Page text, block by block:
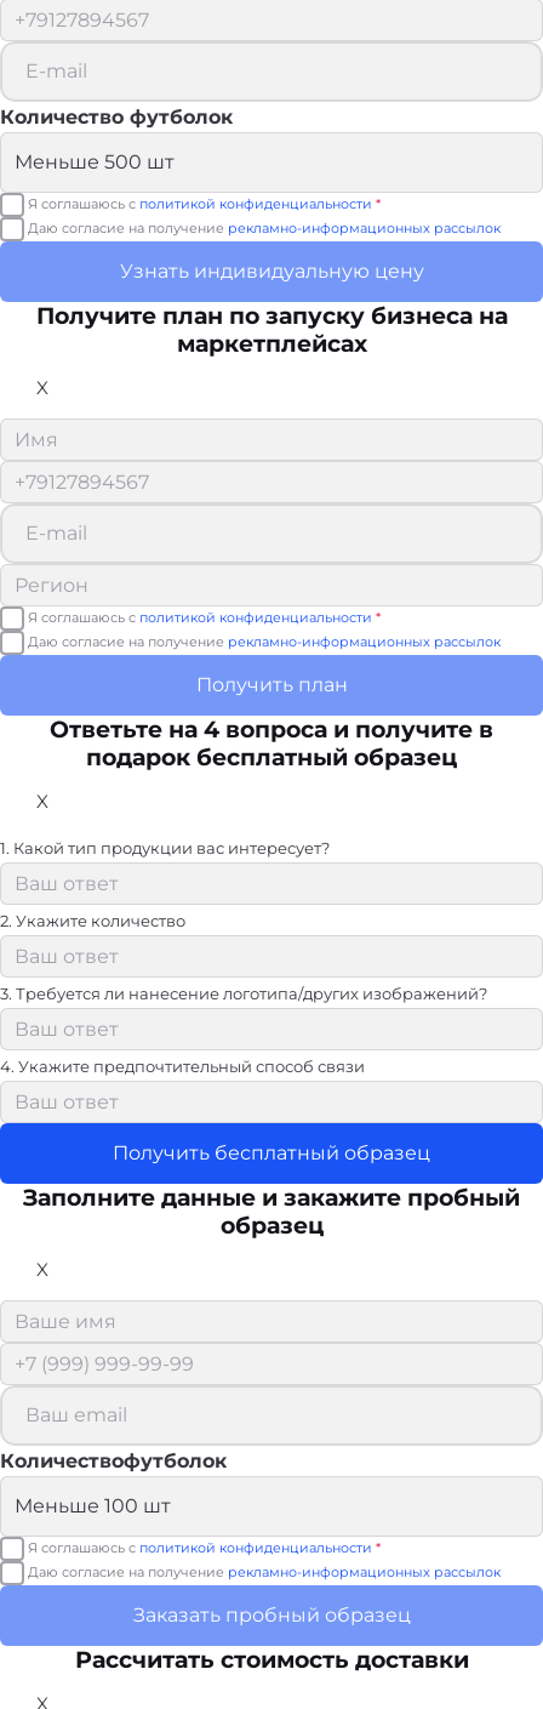
Количество футболок
Я соглашаюсь с политикой конфиденциальности *
Даю согласие на получение рекламно-информационных рассылок
Узнать индивидуальную цену
Получите план по запуску бизнеса на
маркетплейсах
X
Я соглашаюсь с политикой конфиденциальности *
Даю согласие на получение рекламно-информационных рассылок
Получить план
Ответьте на 4 вопроса и получите в
подарок бесплатный образец
X
1. Какой тип продукции вас интересует?
2. Укажите количество
3. Требуется ли нанесение логотипа/других изображений?
4. Укажите предпочтительный способ связи
Получить бесплатный образец
Заполните данные и закажите пробный
образец
X
Количествофутболок
Я соглашаюсь с политикой конфиденциальности *
Даю согласие на получение рекламно-информационных рассылок
Заказать пробный образец
Рассчитать стоимость доставки
X